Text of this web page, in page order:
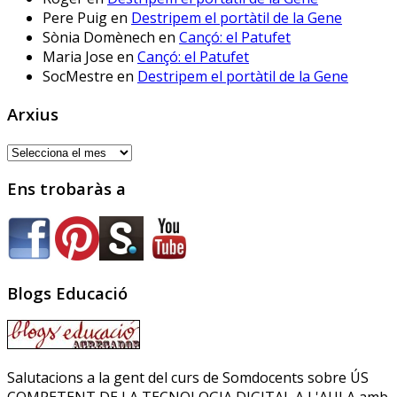
Seis centros educativos
públicos prueban IRADI,
una herramienta de
software libre cuyos
Sóc.mestre @socmestre.bsky.social
2y
Andrea Galaxina
@andreagalaxina.bsky.social
que han publicado hoy en El País
Pere Puigen Destripem el portàtil de la Gene
Sònia Domènech en Cançó: el Patufet
Maria Jose en Cançó: el Patufet
SocMestre en Destripem el portàtil de la Gene
Arxius
Arxius
Ens trobaràs a
Blogs Educació
Salutacions a la gent del curs de Somdocents sobre ÚS